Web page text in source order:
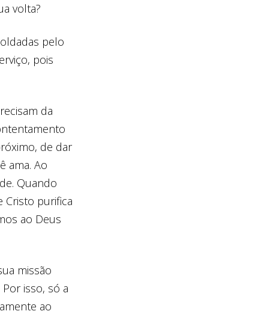
volta?
pelo
pois
da
de dar
ama. Ao
Quando
Cristo purifica
ao Deus
missão
isso, só a
ao